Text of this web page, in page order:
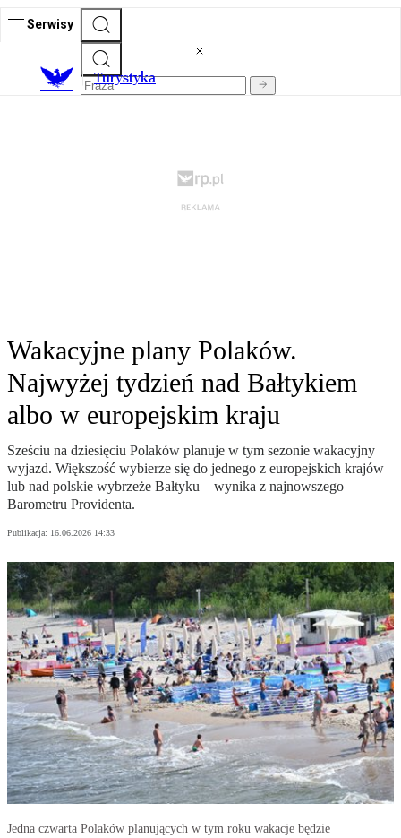
Serwisy
Turystyka
Wakacyjne plany Polaków.
Najwyżej tydzień nad Bałtykiem
albo w europejskim kraju
Sześciu na dziesięciu Polaków planuje w tym sezonie wakacyjny
wyjazd. Większość wybierze się do jednego z europejskich krajów
lub nad polskie wybrzeże Bałtyku – wynika z najnowszego
Barometru Providenta.
Publikacja: 16.06.2026 14:33
Jedna czwarta Polaków planujących w tym roku wakacje będzie